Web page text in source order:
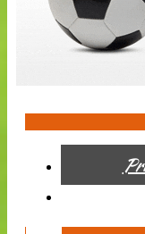
Nyheter
Bloggar
Lagen
Webb-TV
Split vision